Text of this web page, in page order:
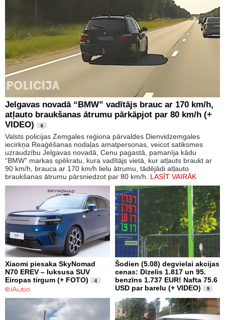
Jelgavas novadā “BMW” vadītājs brauc ar 170 km/h,
atļauto braukšanas ātrumu pārkāpjot par 80 km/h (+
VIDEO)
6
Valsts policijas Zemgales reģiona pārvaldes Dienvidzemgales
iecirkņa Reaģēšanas nodaļas amatpersonas, veicot satiksmes
uzraudzību Jelgavas novadā, Cenu pagastā, pamanīja kādu
“BMW” markas spēkratu, kura vadītājs vietā, kur atļauts braukt ar
90 km/h, brauca ar 170 km/h lielu ātrumu, tādējādi atļauto
braukšanas ātrumu pārsniedzot par 80 km/h. LASĪT VAIRĀK
Xiaomi piesaka SkyNomad
N70 EREV – luksusa SUV
Eiropas tirgum (+ FOTO)
4
Šodien (5.08) degvielai akcijas
cenas: Dīzelis 1.817 un 95.
benzīns 1.737 EUR! Nafta 75.6
USD par barelu (+ VIDEO)
9